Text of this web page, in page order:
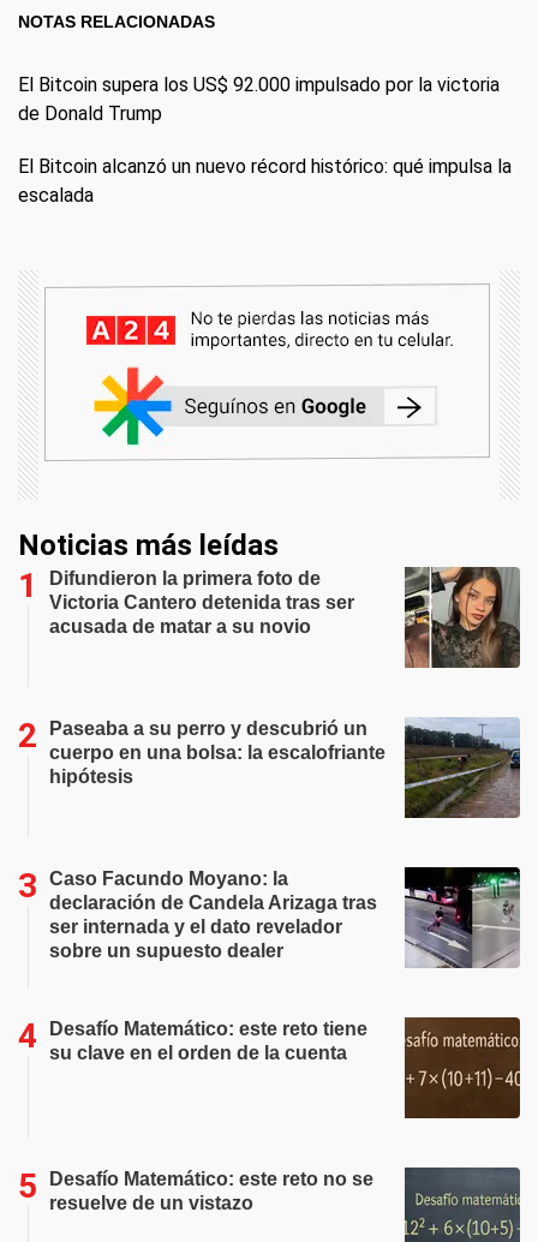
NOTAS RELACIONADAS
El Bitcoin supera los US$ 92.000 impulsado por la victoria
de Donald Trump
El Bitcoin alcanzó un nuevo récord histórico: qué impulsa la
escalada
Noticias más leídas
Difundieron la primera foto de
Victoria Cantero detenida tras ser
acusada de matar a su novio
Paseaba a su perro y descubrió un
cuerpo en una bolsa: la escalofriante
hipótesis
Caso Facundo Moyano: la
declaración de Candela Arizaga tras
ser internada y el dato revelador
sobre un supuesto dealer
Desafío Matemático: este reto tiene
su clave en el orden de la cuenta
Desafío Matemático: este reto no se
resuelve de un vistazo